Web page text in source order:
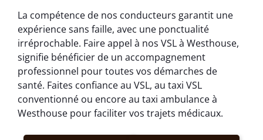
La compétence de nos conducteurs garantit une
expérience sans faille, avec une ponctualité
irréprochable. Faire appel à nos VSL à Westhouse,
signifie bénéficier de un accompagnement
professionnel pour toutes vos démarches de
santé. Faites confiance au VSL, au taxi VSL
conventionné ou encore au taxi ambulance à
Westhouse pour faciliter vos trajets médicaux.